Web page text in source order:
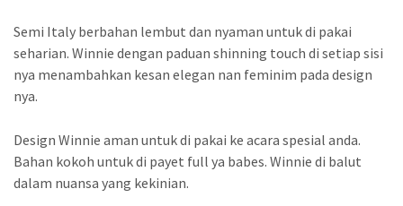
Semi Italy berbahan lembut dan nyaman untuk di pakai
seharian. Winnie dengan paduan shinning touch di setiap sisi
nya menambahkan kesan elegan nan feminim pada design
nya.
Design Winnie aman untuk di pakai ke acara spesial anda.
Bahan kokoh untuk di payet full ya babes. Winnie di balut
dalam nuansa yang kekinian.